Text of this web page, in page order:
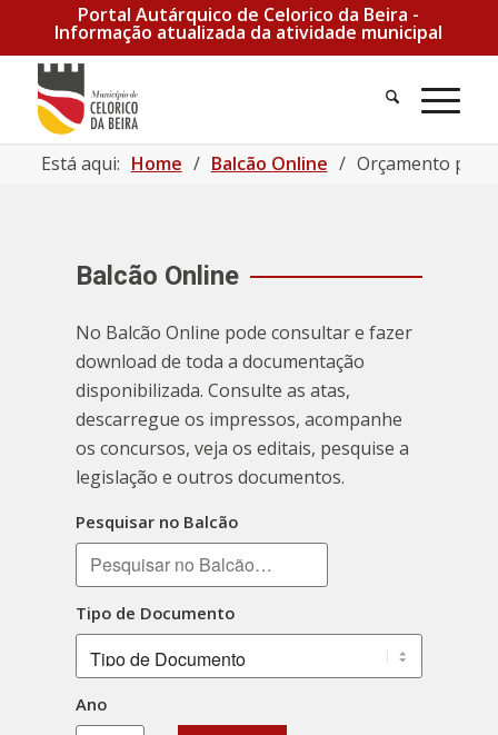
Portal Autárquico de Celorico da Beira -
Informação atualizada da atividade municipal
Pesquisa
Está aqui: Home / Balcão Online / Orçamento
Balcão Online
No Balcão Online pode consultar e fazer
download de toda a documentação
disponibilizada. Consulte as atas,
descarregue os impressos, acompanhe
os concursos, veja os editais, pesquise a
legislação e outros documentos.
Pesquisar no Balcão
Tipo de Documento
Ano